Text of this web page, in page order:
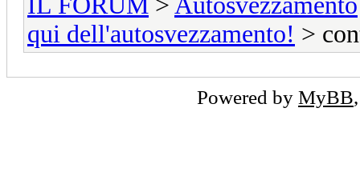
qui dell'autosvezzamento! >
Powered by MyBB